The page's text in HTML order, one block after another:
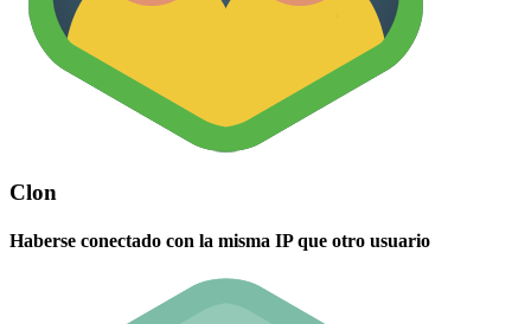
Clon
Haberse conectado con la misma IP que otro usuario